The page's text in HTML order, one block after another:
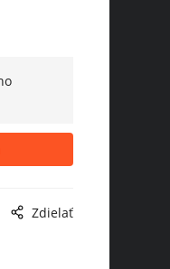
Zdielať